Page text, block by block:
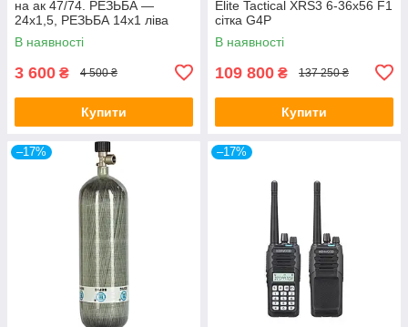
на ак 47/74. РЕЗЬБА —
24х1,5, РЕЗЬБА 14х1 ліва
В наявності
3 600 ₴ 4 500 ₴
Купити
Elite Tactical XRS3 6-36x56 F1
сітка G4P
В наявності
109 800 ₴ 137 250 ₴
Купити
–17% –17%